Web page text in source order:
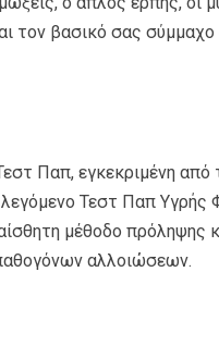
τον βασικό σας
Παπ, εγκεκριμένη
Τεστ Παπ Υγρής
μέθοδο πρόληψης
αλλοιώσεων.